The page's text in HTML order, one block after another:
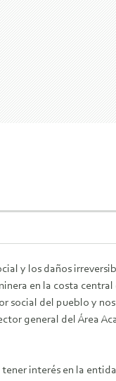
y los daños
en la costa central
social del pueblo y
general del Área
interés en la